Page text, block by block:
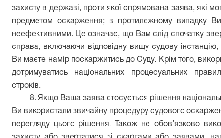
захисту в державі, проти якої спрямована заява, які
предметом оскарження; в протилежному випадку
неефективними. Це означає, що Вам слід спочатку
справа, включаючи відповідну вищу судову
Ви маєте намір поскаржитись до Суду. Крім того,
дотримуватись національних процесуальних
строків.
8. Якщо Ваша заява стосується рішення
Ви використали звичайну процедуру судового
перегляду цього рішення. Також не обов’язково